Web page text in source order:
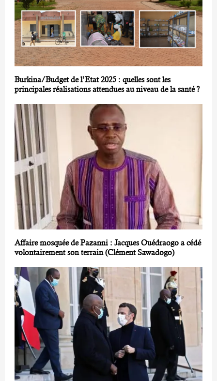
Burkina/Budget de l’Etat 2025 : quelles sont les
principales réalisations attendues au niveau de la santé ?
Affaire mosquée de Pazanni : Jacques Ouédraogo a cédé
volontairement son terrain (Clément Sawadogo)